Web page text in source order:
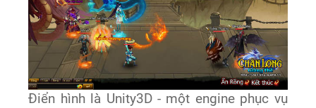
Điển hình là Unity3D - một engine phục vụ